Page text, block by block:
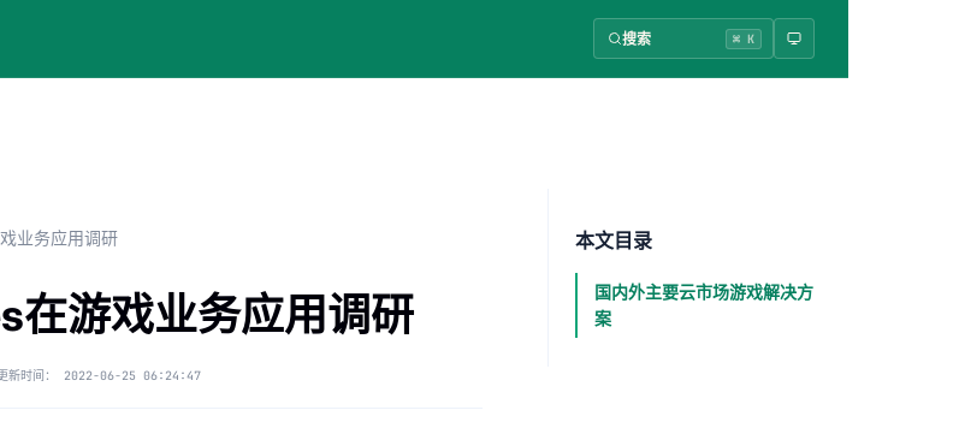
搜索 ⌘ K
业务应用调研
在游戏业务应用调研
新时间： 2022-06-25 06:24:47
本文目录
国内外主要云市场游戏解决方
案